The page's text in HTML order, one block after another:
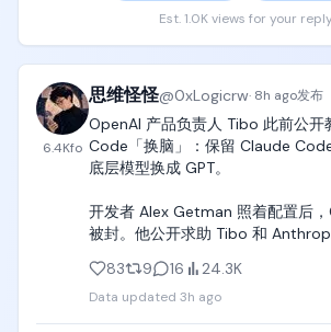
比如一个博主的视频报价是 1 万块钱
也就是说，这个博主虽然接到了一笔
但需要返给中介 3000 到 4500 元
概是 5500 到 7000 元。
中介的日常工作就是收集一大堆意
返点和利润来确定哪些博主进行合
除了返点，接商单的时候还会遇到
Est. 1.0K views for your reply
6.4Kfo
思维怪怪@0xLogicrw· 8h ago发布
OpenAI 产品负责人 Tibo 此前公开
Code「换脑」：保留 Claude
底层模型换成 GPT。
开发者 Alex Getman 照着配置后
被封。他公开求助 Tibo 和
Tibo 随即开始阴阳：「我很想帮你
Anthropic 工作。」他还补了一句
83 9 16 24.3K
Data updated 3h ago